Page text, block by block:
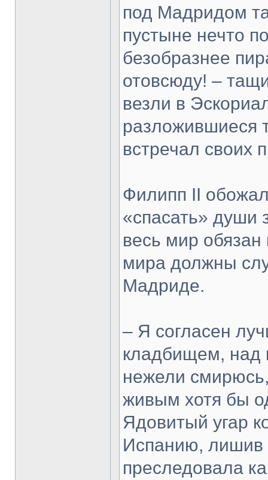
под Мадридом
пустыне нечто
безобразнее
отовсюду! –
везли в
разложившиеся
встречал своих
Филипп II
«спасать» души
весь мир
мира должны
Мадриде.
– Я согласен
кладбищем, над
нежели
живым хотя бы
Ядовитый угар
Испанию, лишив
преследовала